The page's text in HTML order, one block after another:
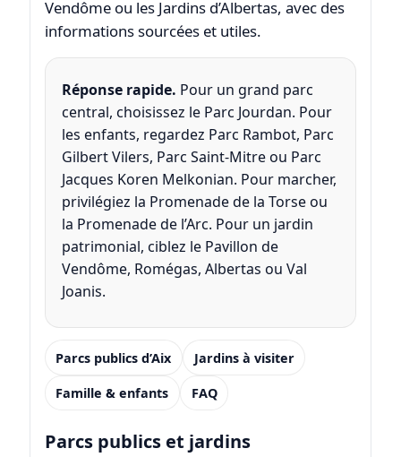
Vendôme ou les Jardins d’Albertas, avec des
informations sourcées et utiles.
Réponse rapide. Pour un grand parc
central, choisissez le Parc Jourdan. Pour
les enfants, regardez Parc Rambot, Parc
Gilbert Vilers, Parc Saint-Mitre ou Parc
Jacques Koren Melkonian. Pour marcher,
privilégiez la Promenade de la Torse ou
la Promenade de l’Arc. Pour un jardin
patrimonial, ciblez le Pavillon de
Vendôme, Romégas, Albertas ou Val
Joanis.
Parcs publics d’Aix Jardins à visiter
Famille & enfants FAQ
Parcs publics et jardins